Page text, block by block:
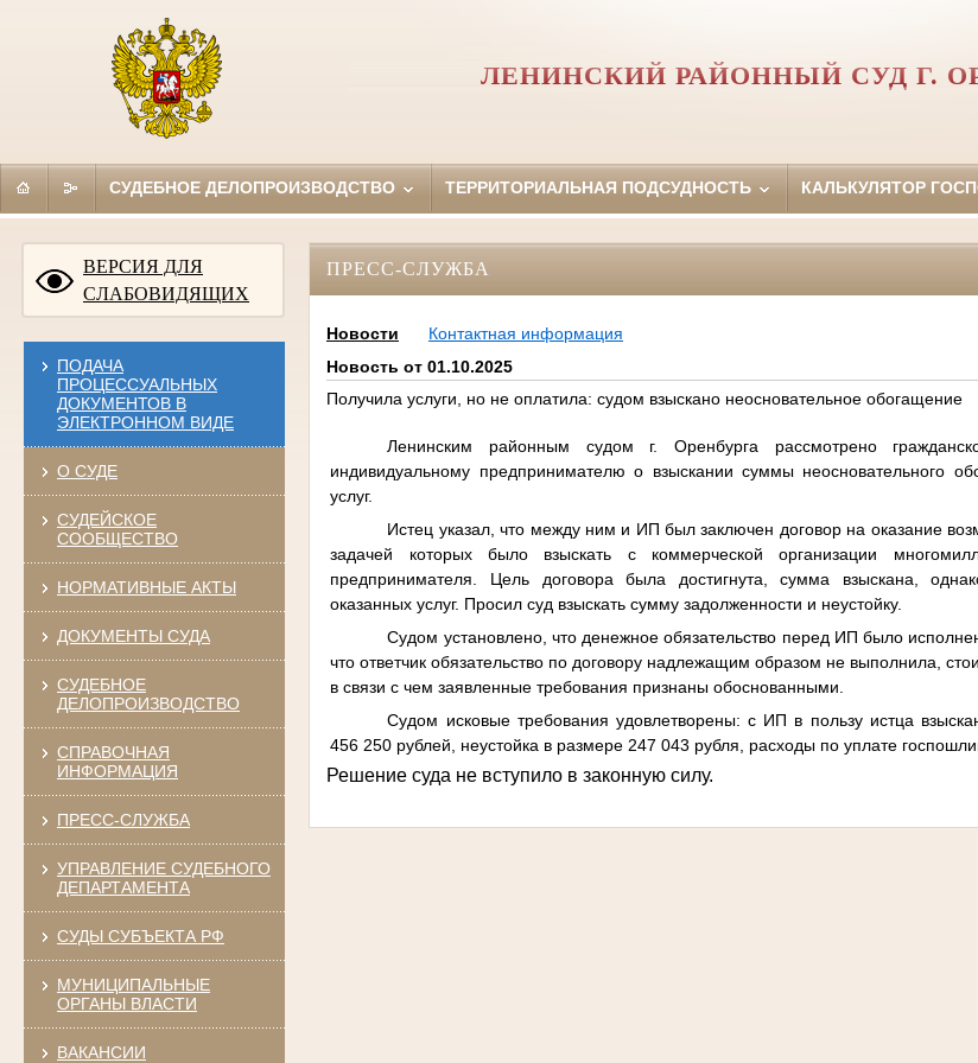
ЛЕНИНСКИЙ РАЙОННЫЙ СУД Г.
СУДЕБНОЕ ДЕЛОПРОИЗВОДСТВО ТЕРРИТОРИАЛЬНАЯ ПОДСУДНОСТЬ КАЛЬКУЛЯТОР
ВЕРСИЯ ДЛЯ
СЛАБОВИДЯЩИХ
ПОДАЧА
ПРОЦЕССУАЛЬНЫХ
ДОКУМЕНТОВ В
ЭЛЕКТРОННОМ ВИДЕ
О СУДЕ
СУДЕЙСКОЕ
СООБЩЕСТВО
НОРМАТИВНЫЕ АКТЫ
ДОКУМЕНТЫ СУДА
СУДЕБНОЕ
ДЕЛОПРОИЗВОДСТВО
СПРАВОЧНАЯ
ИНФОРМАЦИЯ
ПРЕСС-СЛУЖБА
УПРАВЛЕНИЕ СУДЕБНОГО
ДЕПАРТАМЕНТА
СУДЫ СУБЪЕКТА РФ
МУНИЦИПАЛЬНЫЕ
ОРГАНЫ ВЛАСТИ
ВАКАНСИИ
ПРЕСС-СЛУЖБА
Новости
Контактная информация
Новость от 01.10.2025
Получила услуги, но не оплатила: судом взыскано неосновательное обогащение
Ленинским районным судом г. Оренбурга рассмотрено
индивидуальному предпринимателю о взыскании суммы неосновательного
услуг.
Истец указал, что между ним и ИП был заключен договор на оказание
задачей которых было взыскать с коммерческой организации
предпринимателя. Цель договора была достигнута, сумма взыскана,
оказанных услуг. Просил суд взыскать сумму задолженности и неустойку.
Судом установлено, что денежное обязательство перед ИП было
что ответчик обязательство по договору надлежащим образом не выполнила,
в связи с чем заявленные требования признаны обоснованными.
Судом исковые требования удовлетворены: с ИП в пользу истца
456 250 рублей, неустойка в размере 247 043 рубля, расходы по уплате
Решение суда не вступило в законную силу.